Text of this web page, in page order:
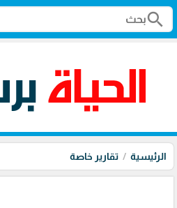
search
الرئيسية تقارير خاصة